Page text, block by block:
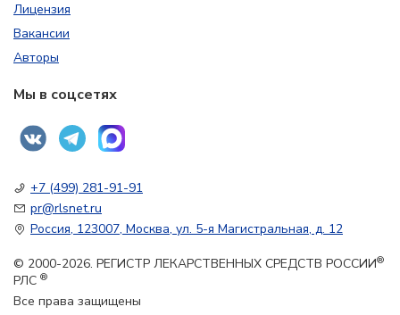
Лицензия
Вакансии
Авторы
Мы в соцсетях
+7 (499) 281-91-91
pr@rlsnet.ru
Россия, 123007, Москва, ул. 5-я Магистральная, д. 12
© 2000-2026. РЕГИСТР ЛЕКАРСТВЕННЫХ СРЕДСТВ РОССИИ®
РЛС ®
Все права защищены